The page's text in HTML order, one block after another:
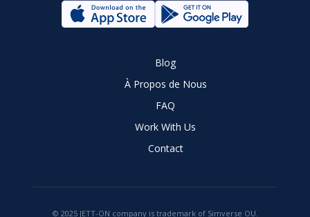
Blog
À Propos de Nous
FAQ
Work With Us
Contact
© 2025 JETT-ON company is trademark of Simverse OU.